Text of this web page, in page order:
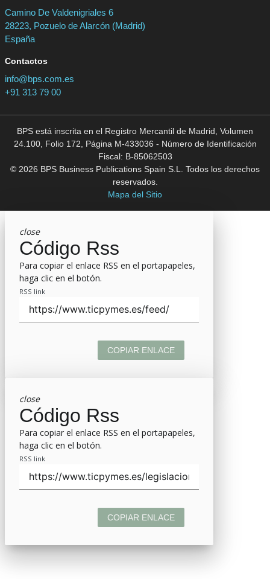
Camino De Valdenigriales 6
28223, Pozuelo de Alarcón (Madrid)
España
Contactos
info@bps.com.es
+91 313 79 00
BPS está inscrita en el Registro Mercantil de Madrid, Volumen
24.100, Folio 172, Página M-433036 - Número de Identificación
Fiscal: B-85062503
© 2026 BPS Business Publications Spain S.L. Todos los derechos
reservados.
Mapa del Sitio
close
Código Rss
Para copiar el enlace RSS en el portapapeles,
haga clic en el botón.
RSS link
COPIAR ENLACE
close
Código Rss
Para copiar el enlace RSS en el portapapeles,
haga clic en el botón.
RSS link
COPIAR ENLACE